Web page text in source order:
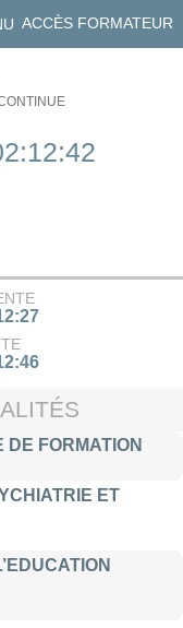
ACCÈS FORMATEUR
DE FORMATION
ET